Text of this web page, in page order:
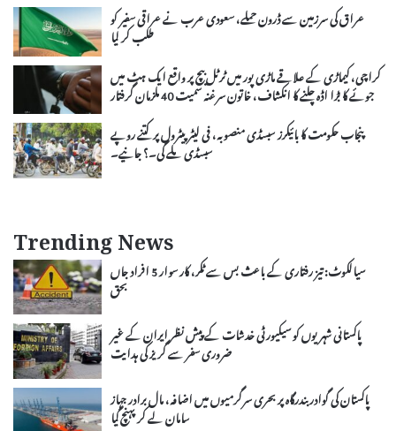
عراق کی سرزمین سے ڈرون حملے، سعودی عرب نے عراقی سفیر کو
طلب کر لیا
کراچی، کیماڑی کے علاقے ماڑی پور میں ٹرٹل بیچ پر واقع ایک ہٹ میں
جوئے کا بڑا اڈہ چلنے کا انکشاف، خاتون سرغنہ سمیت 40 ملزمان گرفتار
پنجاب حکومت کا بائیکرز سبسڈی منصوبہ، فی لیٹر پیٹرول پر کتنے روپے
سبسڈی ملے گی۔؟ جانیے۔
Trending News
سیالکوٹ: تیز رفتاری کے باعث بس سے ٹکر، کار سوار 5 افراد جاں
بحق
پاکستانی شہریوں کو سیکیورٹی خدشات کے پیش نظر ایران کے غیر
ضروری سفر سے گریز کی ہدایت
پاکستان کی گوادر بندرگاہ پر بحری سرگرمیوں میں اضافہ، مال برادر جہاز
سامان لے کر پہنچ گیا